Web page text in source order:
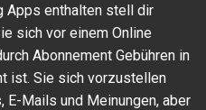
Apps enthalten stell dir
sich vor einem Online
Abonnement Gebühren in
ist. Sie sich vorzustellen
Mails und Meinungen, aber